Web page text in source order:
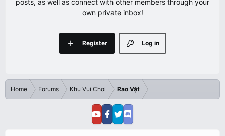
posts, as well as connect with other members through your
own private inbox!
Log in
Register
Home Forums Khu Vui Chơi Rao Vặt